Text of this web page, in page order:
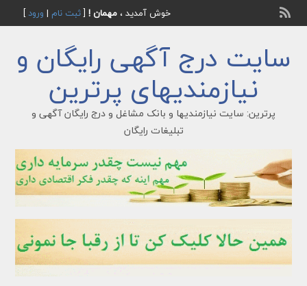
خوش آمدید ، مهمان ![ثبت نام | ورود]
سایت درج آگهی رایگان و
نیازمندیهای پرترین
پرترین: سایت نیازمندیها و بانک مشاغل و درج رایگان آگهی و
تبلیغات رایگان